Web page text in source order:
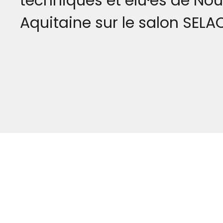
Aquitaine sur le salon